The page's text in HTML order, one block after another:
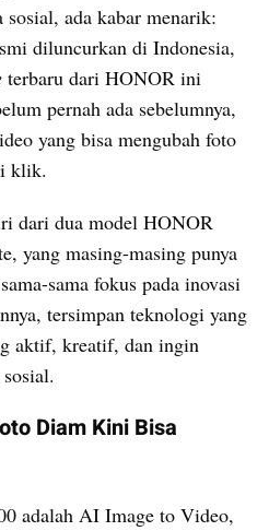
diluncurkan di Indonesia,
terbaru dari HONOR ini
pernah ada sebelumnya,
yang bisa mengubah foto
klik.
dari dua model HONOR
yang masing-masing punya
sama fokus pada inovasi
tersimpan teknologi yang
aktif, kreatif, dan ingin
Diam Kini Bisa
adalah AI Image to Video,